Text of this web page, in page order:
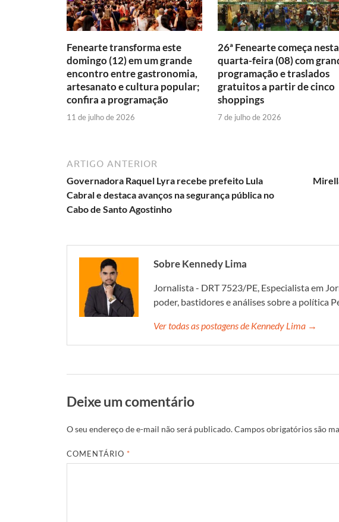
Fenearte transforma este
domingo (12) em um grande
encontro entre gastronomia,
artesanato e cultura popular;
confira a programação
11 de julho de 2026
26ª Fenearte começa nesta
quarta-feira (08) com
programação e traslados
gratuitos a partir de cinco
shoppings
7 de julho de 2026
ARTIGO ANTERIOR
Governadora Raquel Lyra recebe prefeito Lula
Cabral e destaca avanços na segurança pública no
Cabo de Santo Agostinho
Sobre Kennedy Lima
Jornalista - DRT 7523/PE, Especialista em
poder, bastidores e análises sobre a política
Ver todas as postagens de Kennedy Lima →
Deixe um comentário
O seu endereço de e-mail não será publicado.Campos obrigatórios são
COMENTÁRIO*